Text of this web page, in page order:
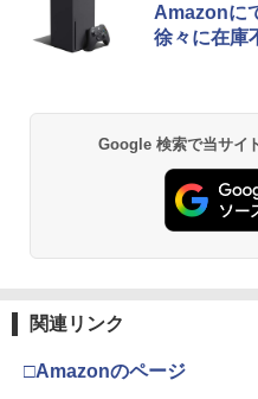
Amazonに
徐々に在庫
Google 検索で当サイ
関連リンク
□Amazonのページ